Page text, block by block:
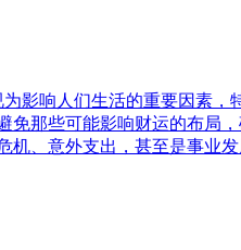
影响人们生活的重要因素
免那些可能影响财运的布
、意外支出，甚至是事业